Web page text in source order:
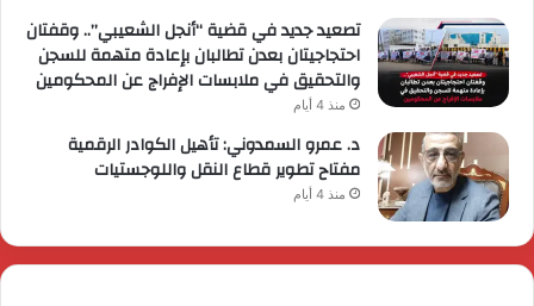
تصعيد جديد في قضية “أنجل الشعيبي”.. وقفتان
احتجاجيتان بعدن تطالبان بإعادة متهمة للسجن
والتحقيق في ملابسات الإفراج عن المحكومين
منذ 4 أيام
د. عمرو السمدوني: تأهيل الكوادر الرقمية
مفتاح تطوير قطاع النقل واللوجستيات
منذ 4 أيام